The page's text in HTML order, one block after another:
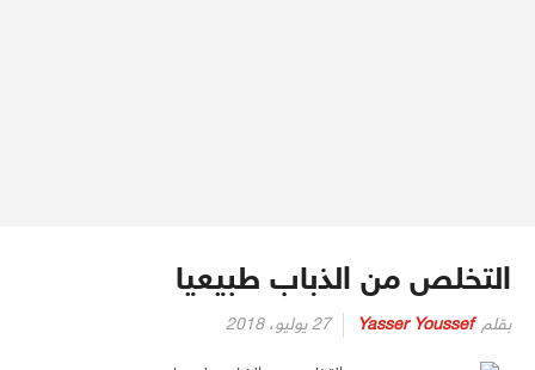
التخلص من الذباب طبيعيا
بقلم Yasser Youssef 27 يوليو، 2018